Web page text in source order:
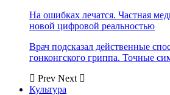
На ошибках лечатся. Частная
новой цифровой реальностью
Врач подсказал действенные
гонконгского гриппа. Точные
Prev Next
Культура